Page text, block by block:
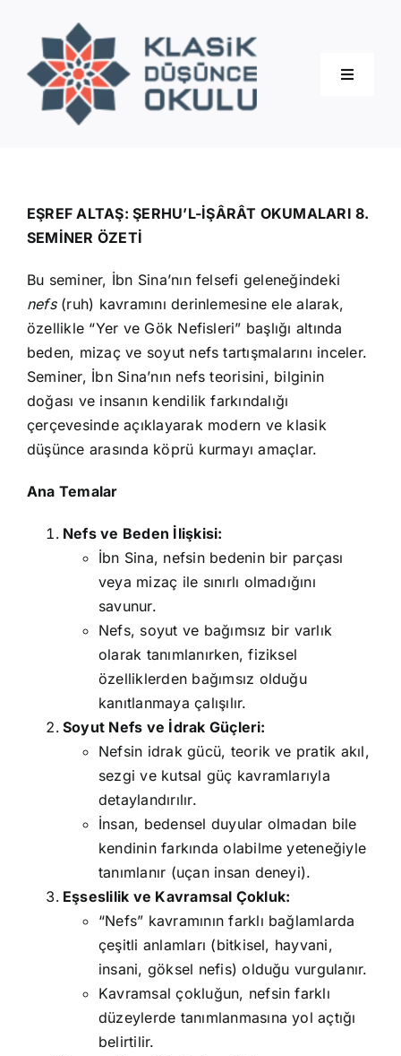
content
Toggle
Eğitimler
İletişim
EŞREF ALTAŞ: ŞERHU’L-İŞÂRÂT OKUMALARI 8.
SEMİNER ÖZETİ
Bu seminer, İbn Sina’nın felsefi geleneğindeki
nefs(ruh) kavramını derinlemesine ele alarak,
özellikle “Yer ve Gök Nefisleri” başlığı altında
beden, mizaç ve soyut nefs tartışmalarını inceler.
Seminer, İbn Sina’nın nefs teorisini, bilginin
doğası ve insanın kendilik farkındalığı
çerçevesinde açıklayarak modern ve klasik
düşünce arasında köprü kurmayı amaçlar.
Ana Temalar
Nefs ve Beden İlişkisi:
İbn Sina, nefsin bedenin bir parçası
veya mizaç ile sınırlı olmadığını
savunur.
Nefs, soyut ve bağımsız bir varlık
olarak tanımlanırken, fiziksel
özelliklerden bağımsız olduğu
kanıtlanmaya çalışılır.
Soyut Nefs ve İdrak Güçleri:
Nefsin idrak gücü, teorik ve pratik akıl,
sezgi ve kutsal güç kavramlarıyla
detaylandırılır.
İnsan, bedensel duyular olmadan bile
kendinin farkında olabilme yeteneğiyle
tanımlanır (uçan insan deneyi).
Eşseslilik ve Kavramsal Çokluk:
“Nefs” kavramının farklı bağlamlarda
çeşitli anlamları (bitkisel, hayvani,
insani, göksel nefis) olduğu vurgulanır.
Kavramsal çokluğun, nefsin farklı
düzeylerde tanımlanmasına yol açtığı
belirtilir.